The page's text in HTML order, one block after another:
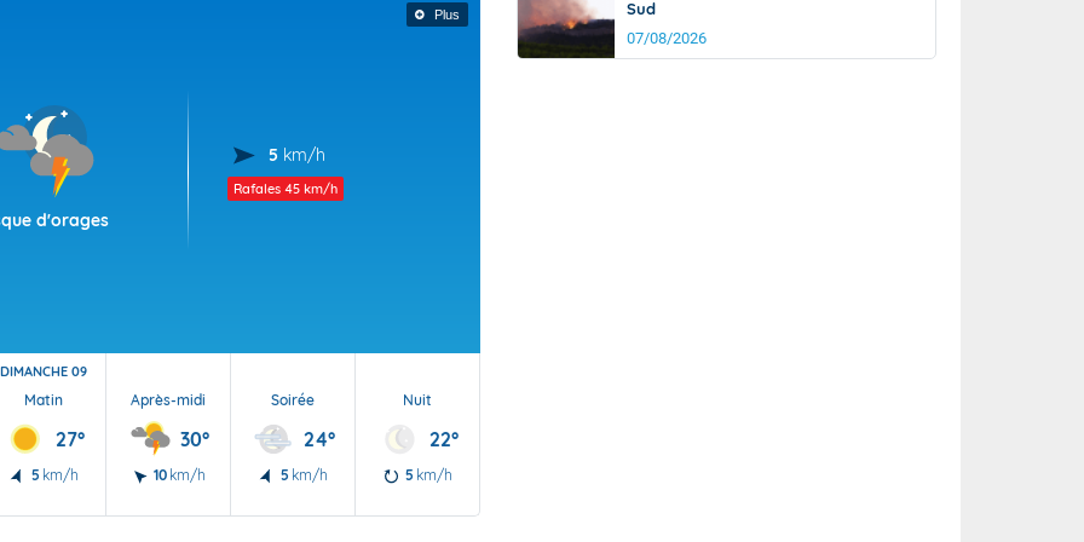
Plus
d'orages
5 km/h
Rafales 45 km/h
DIMANCHE 09
Matin
27°
5 km/h
Après-midi
30°
10 km/h
Soirée
24°
5 km/h
Nuit
22°
5 km/h
Sud
07/08/2026